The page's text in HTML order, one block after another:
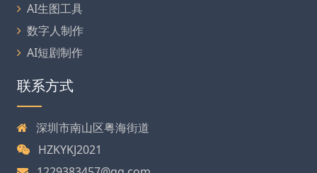
AI生图工具
数字人制作
AI短剧制作
联系方式
深圳市南山区粤海街道
HZKYKJ2021